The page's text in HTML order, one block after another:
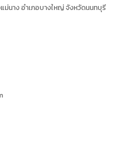
ม่นาง อำเภอบางใหญ่ จังหวัดนนทบุรี